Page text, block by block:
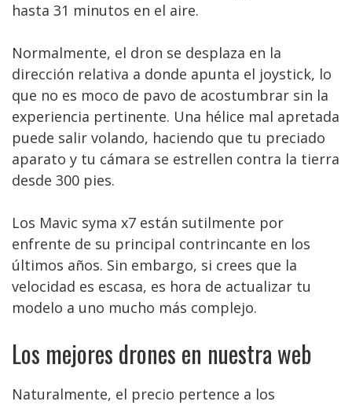
hasta 31 minutos en el aire.
Normalmente, el dron se desplaza en la
dirección relativa a donde apunta el joystick, lo
que no es moco de pavo de acostumbrar sin la
experiencia pertinente. Una hélice mal apretada
puede salir volando, haciendo que tu preciado
aparato y tu cámara se estrellen contra la tierra
desde 300 pies.
Los Mavic syma x7 están sutilmente por
enfrente de su principal contrincante en los
últimos años. Sin embargo, si crees que la
velocidad es escasa, es hora de actualizar tu
modelo a uno mucho más complejo.
Los mejores drones en nuestra web
Naturalmente, el precio pertence a los